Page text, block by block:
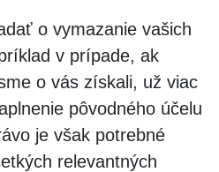
o vymazanie vašich
v prípade, ak
o vás získali, už viac
pôvodného účelu
je však potrebné
relevantných